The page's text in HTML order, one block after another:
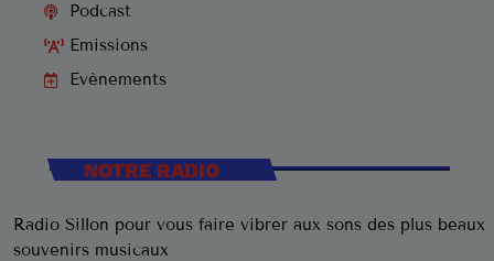
Podcast
Emissions
Evènements
NOTRE RADIO
Radio Sillon pour vous faire vibrer aux sons des plus beaux
souvenirs musicaux